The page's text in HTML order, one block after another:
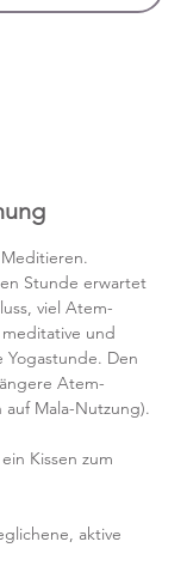
Stunde erwartet
viel Atem-
und
Den
Atem-
Mala-Nutzung).
Kissen zum
aktive